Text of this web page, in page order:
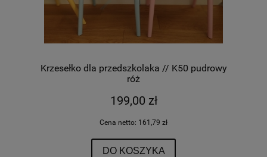
Krzesełko dla przedszkolaka // K50 pudrowy
róż
199,00 zł
Cena netto: 161,79 zł
DO KOSZYKA